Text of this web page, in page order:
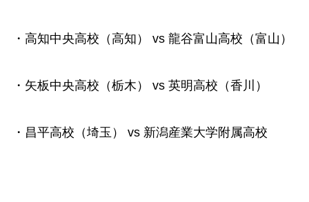
・高知中央高校（高知） vs 龍谷富山高校（富山）
・矢板中央高校（栃木） vs 英明高校（香川）
・昌平高校（埼玉） vs 新潟産業大学附属高校